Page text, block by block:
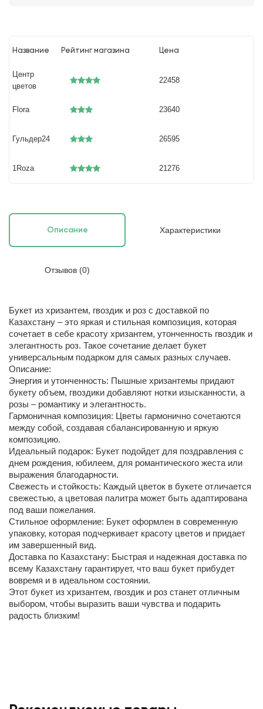
Название Рейтинг магазина Цена
Центр
цветов
22458
Flora 23640
Гульдер24 26595
1Roza 21276
Описание Характеристики
Отзывов (0)
Букет из хризантем, гвоздик и роз с доставкой по
Казахстану – это яркая и стильная композиция, которая
сочетает в себе красоту хризантем, утонченность гвоздик и
элегантность роз. Такое сочетание делает букет
универсальным подарком для самых разных случаев.
Описание:
Энергия и утонченность: Пышные хризантемы придают
букету объем, гвоздики добавляют нотки изысканности, а
розы – романтику и элегантность.
Гармоничная композиция: Цветы гармонично сочетаются
между собой, создавая сбалансированную и яркую
композицию.
Идеальный подарок: Букет подойдет для поздравления с
днем рождения, юбилеем, для романтического жеста или
выражения благодарности.
Свежесть и стойкость: Каждый цветок в букете отличается
свежестью, а цветовая палитра может быть адаптирована
под ваши пожелания.
Стильное оформление: Букет оформлен в современную
упаковку, которая подчеркивает красоту цветов и придает
им завершенный вид.
Доставка по Казахстану: Быстрая и надежная доставка по
всему Казахстану гарантирует, что ваш букет прибудет
вовремя и в идеальном состоянии.
Этот букет из хризантем, гвоздик и роз станет отличным
выбором, чтобы выразить ваши чувства и подарить
радость близким!